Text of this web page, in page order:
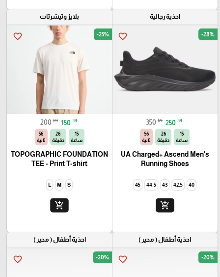
احذية رجالية
favorite_border -28%
350 ₪ 250 ₪
15
ساعة
26
دقيقة
54
ثانية
UA Charged+ Ascend Men's
Running Shoes
40
42.5
43
44.5
45
add_shopping_cart
بلايز وتيشرتات
favorite_border -25%
200 ₪ 150 ₪
15
ساعة
26
دقيقة
54
ثانية
TOPOGRAPHIC FOUNDATION
TEE - Print T-shirt
S
M
L
add_shopping_cart
احذية أطفال ( محير )
favorite_border -20%
احذية أطفال ( محير )
favorite_border -20%